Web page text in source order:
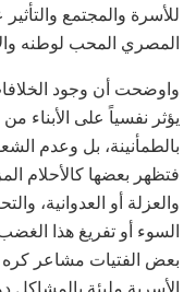
للأسرة والمجتمع
المصري المحب لوطنه
واوضحت أن وجود
يؤثر نفسياً على الأبناء
بالطمأنينة، بل وعدم
فتظهر بعضها كالأحلام
والعزلة أو العدوانية،
السوء أو تفريغ هذا
بعض الفتيات مشاعر كره